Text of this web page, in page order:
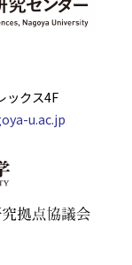
ックス4F
u.ac.jp